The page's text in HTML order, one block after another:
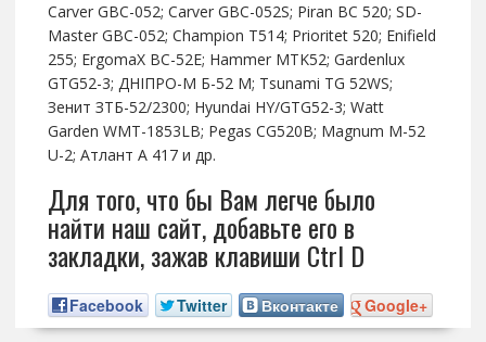
Carver GBC-052; Carver GBC-052S; Piran BC 520; SD-
Master GBC-052; Champion T514; Prioritet 520; Enifield
255; ErgomaX BC-52E; Hammer MTK52; Gardenlux
GTG52-3; ДНІПРО-М Б-52 М; Tsunami TG 52WS;
Зенит ЗТБ-52/2300; Hyundai HY/GTG52-3; Watt
Garden WMT-1853LB; Pegas CG520B; Magnum М-52
U-2; Атлант А 417 и др.
Для того, что бы Вам легче было
найти наш сайт, добавьте его в
закладки, зажав клавиши Ctrl D
Facebook Twitter Вконтакте Google+